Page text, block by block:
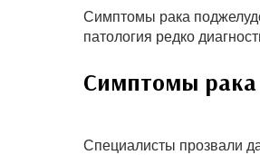
Симптомы рака
патология редко
Симптомы
Специалисты прозвали